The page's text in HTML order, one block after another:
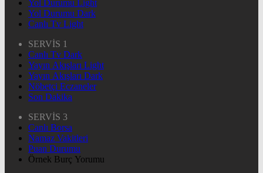
Yol Durumu Light
Yol Durumu Dark
Canlı Tv Light
SERVİS 1
Canlı Tv Dark
Yayın Akışları Light
Yayın Akışları Dark
Nöbetçi Eczaneler
Son Dakika
SERVİS 3
Canlı Borsa
Namaz Vakitleri
Puan Durumu
Örnek Burç Yorumu